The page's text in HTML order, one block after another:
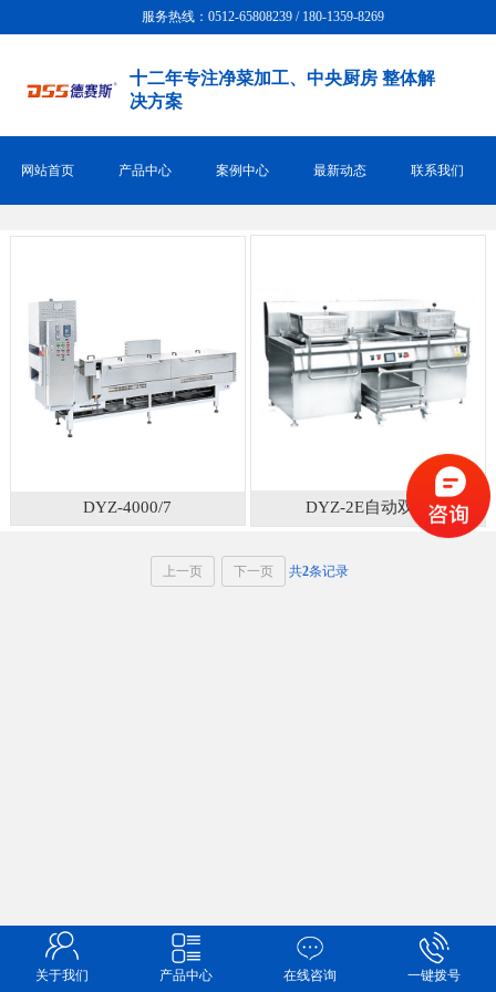
服务热线：0512-65808239 / 180-1359-8269
十二年专注净菜加工、中央厨房 整体解
决方案
网站首页 产品中心 案例中心 最新动态 联系我们
DYZ-4000/7 DYZ-2E自动双槽
上一页 下一页 共2条记录
关于我们 产品中心 在线咨询 一键拨号